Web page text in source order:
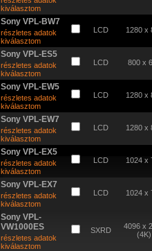
kiválasztom
Sony VPL-BW7
részletes adatok
kiválasztom
LCD 1280 x
Sony VPL-ES5
részletes adatok
kiválasztom
LCD 800 x
Sony VPL-EW5
részletes adatok
kiválasztom
LCD 1280 x
Sony VPL-EW7
részletes adatok
kiválasztom
LCD 1280 x
Sony VPL-EX5
részletes adatok
kiválasztom
LCD 1024 x
Sony VPL-EX7
részletes adatok
kiválasztom
LCD 1024 x
Sony VPL-
VW1000ES
részletes adatok
kiválasztom
SXRD
4096 x
(4K)